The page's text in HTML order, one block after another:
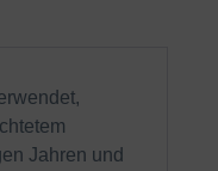
Jahren und